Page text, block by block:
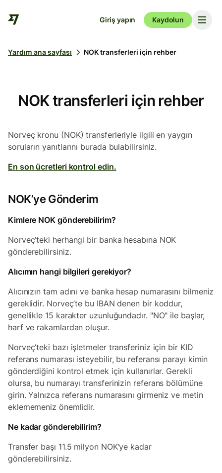
Giriş yapın Kaydolun
Yardım ana sayfası NOK transferleri için rehber
NOK transferleri için rehber
Norveç kronu (NOK) transferleriyle ilgili en yaygın
soruların yanıtlarını burada bulabilirsiniz.
En son ücretleri kontrol edin.
NOK’ye Gönderim
Kimlere NOK gönderebilirim?
Norveç’teki herhangi bir banka hesabına NOK
gönderebilirsiniz.
Alıcımın hangi bilgileri gerekiyor?
Alıcınızın tam adını ve banka hesap numarasını bilmeniz
gereklidir. Norveç’te bu IBAN denen bir koddur,
genellikle 15 karakter uzunluğundadır. "NO" ile başlar,
harf ve rakamlardan oluşur.
Norveç’teki bazı işletmeler transferiniz için bir KID
referans numarası isteyebilir, bu referansı parayı kimin
gönderdiğini kontrol etmek için kullanırlar. Gerekli
olursa, bu numarayı transferinizin referans bölümüne
girin. Yalnızca referans numarasını girmeniz ve metin
eklememeniz önemlidir.
Ne kadar gönderebilirim?
Transfer başı 11.5 milyon NOK’ye kadar
gönderebilirsiniz.